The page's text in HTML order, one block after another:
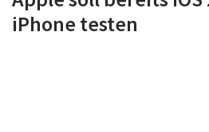
iPhone testen